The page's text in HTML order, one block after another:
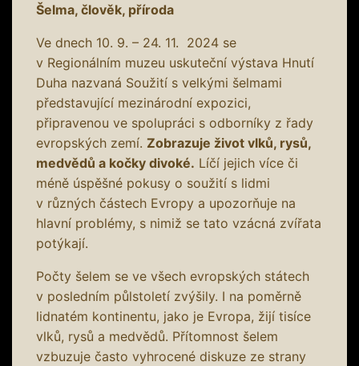
Šelma, člověk, příroda
Ve dnech 10. 9. – 24. 11. 2024 se
v Regionálním muzeu uskuteční výstava Hnutí
Duha nazvaná Soužití s velkými šelmami
představující mezinárodní expozici,
připravenou ve spolupráci s odborníky z řady
evropských zemí. Zobrazuje život vlků, rysů,
medvědů a kočky divoké. Líčí jejich více či
méně úspěšné pokusy o soužití s lidmi
v různých částech Evropy a upozorňuje na
hlavní problémy, s nimiž se tato vzácná zvířata
potýkají.
Počty šelem se ve všech evropských státech
v posledním půlstoletí zvýšily. I na poměrně
lidnatém kontinentu, jako je Evropa, žijí tisíce
vlků, rysů a medvědů. Přítomnost šelem
vzbuzuje často vyhrocené diskuze ze strany